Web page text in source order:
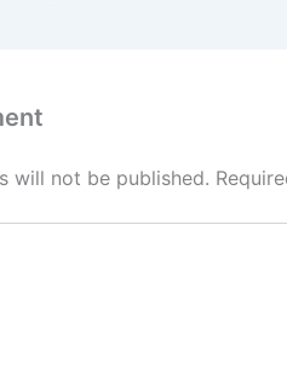
will not be published.